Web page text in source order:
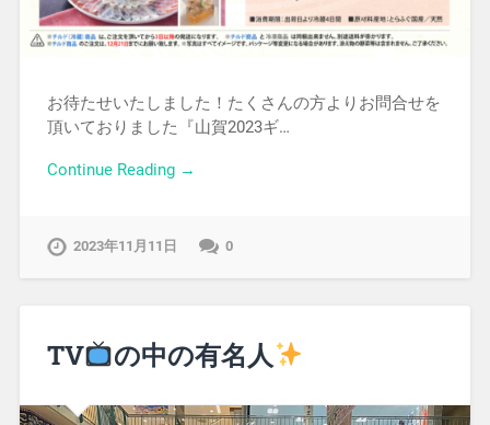
お待たせいたしました！たくさんの方よりお問合せを
頂いておりました『山賀2023ギ…
Continue Reading →
2023年11月11日 0
TV の中の有名人